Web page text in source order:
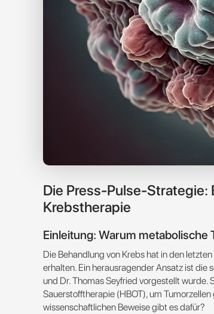
Die Press-Pulse-Strategie:
Krebstherapie
Einleitung: Warum metabolische
Die Behandlung von Krebs hat in den
erhalten. Ein herausragender Ansatz ist die
und Dr. Thomas Seyfried vorgestellt
Sauerstofftherapie (HBOT), um
wissenschaftlichen Beweise gibt es dafür?